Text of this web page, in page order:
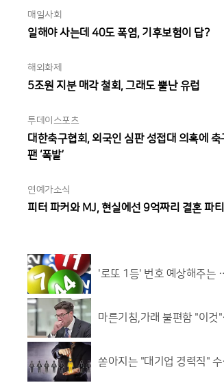
매일사회
일해야 사는데 40도 폭염, 기후보험이 답?
해외화제
5조원 지분 매각 철회, 그래도 뿔난 유럽
투데이스포츠
대한축구협회, 외국인 심판 성접대 의혹에 축
팬 ‘폭발’
연예가소식
피터 파커와 MJ, 현실에선 9억짜리 결혼 파티
'로또 1등' 번호 예상해주는
마른기침,가래 불편함 "이것"
쏟아지는 "대기업 경력직" 수